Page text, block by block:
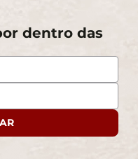
dentro das